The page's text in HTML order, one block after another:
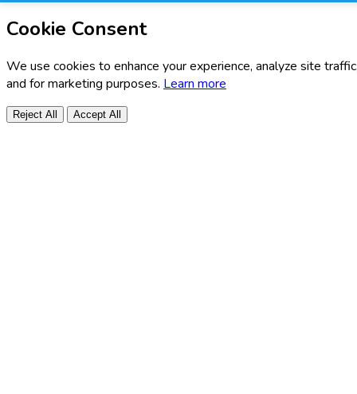
Cookie Consent
We use cookies to enhance your experience, analyze site
and for marketing purposes. Learn more
Reject All Accept All